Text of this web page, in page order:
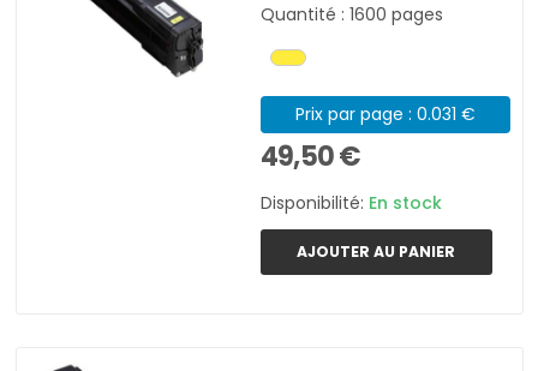
Quantité : 1600 pages
Prix par page : 0.031 €
49,50 €
Disponibilité: En stock
AJOUTER AU PANIER